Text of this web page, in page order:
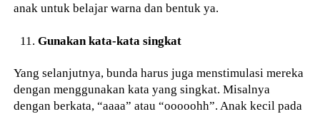
anak untuk belajar warna dan bentuk ya.
Gunakan kata-kata singkat
Yang selanjutnya, bunda harus juga menstimulasi mereka
dengan menggunakan kata yang singkat. Misalnya
dengan berkata, “aaaa” atau “ooooohh”. Anak kecil pada